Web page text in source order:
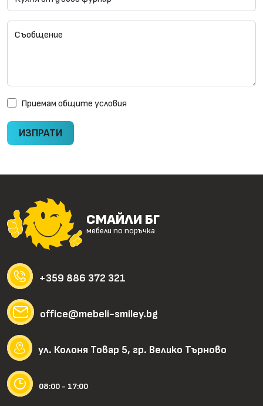
Съобщение
Приемам общите условия
ИЗПРАТИ
СМАЙЛИ БГ
мебели по поръчка
+359 886 372 321
office@mebeli-smiley.bg
ул. Колоня Товар 5, гр. Велико Търново
08:00 - 17:00